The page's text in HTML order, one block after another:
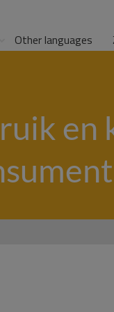
Other languages
en